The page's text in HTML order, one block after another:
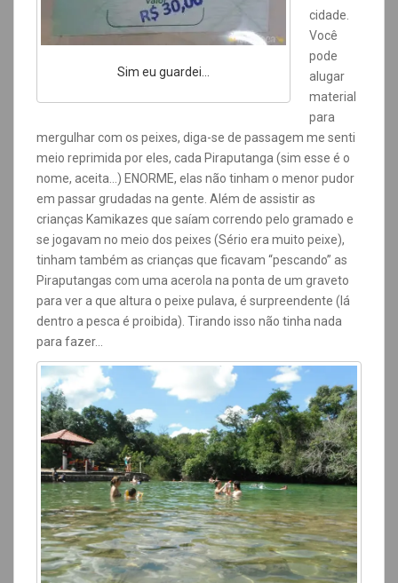
Sim eu guardei…
cidade.
Você
pode
alugar
material
para
mergulhar com os peixes, diga-se de passagem me senti
meio reprimida por eles, cada Piraputanga (sim esse é o
nome, aceita…) ENORME, elas não tinham o menor pudor
em passar grudadas na gente. Além de assistir as
crianças Kamikazes que saíam correndo pelo gramado e
se jogavam no meio dos peixes (Sério era muito peixe),
tinham também as crianças que ficavam “pescando” as
Piraputangas com uma acerola na ponta de um graveto
para ver a que altura o peixe pulava, é surpreendente (lá
dentro a pesca é proibida). Tirando isso não tinha nada
para fazer…